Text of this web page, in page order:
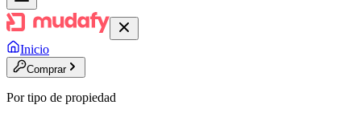
Inicio
Comprar
Por tipo de propiedad